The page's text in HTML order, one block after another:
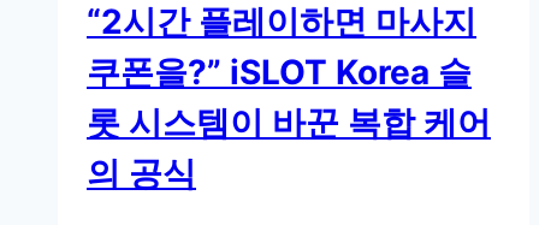
고
민
해
결:
서
울
“2시간 플레이하면 마사지
쿠폰을?” iSLOT Korea 슬
롯 시스템이 바꾼 복합 케어
의 공식